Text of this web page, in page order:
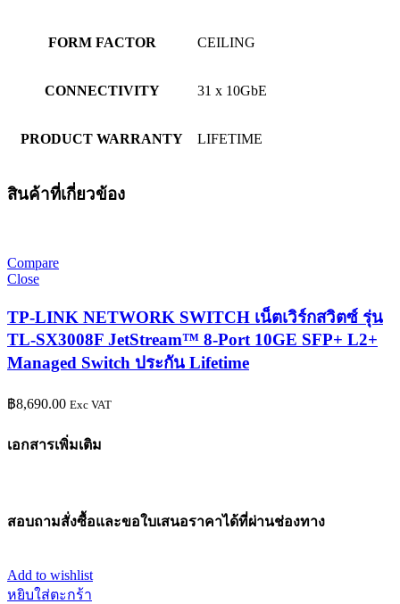
FORM FACTOR CEILING
CONNECTIVITY 31 x 10GbE
PRODUCT WARRANTY LIFETIME
สินค้าที่เกี่ยวข้อง
Compare
Close
TP-LINK NETWORK SWITCH เน็ตเวิร์กสวิตซ์ รุ่น
TL-SX3008F JetStream™ 8-Port 10GE SFP+ L2+
Managed Switch ประกัน Lifetime
฿8,690.00 Exc VAT
เอกสารเพิ่มเติม
สอบถามสั่งซื้อและขอใบเสนอราคาได้ที่ผ่านช่องทาง
Add to wishlist
หยิบใส่ตะกร้า